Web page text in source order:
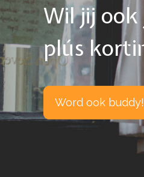
Wil jij
plús
Word ook buddy!